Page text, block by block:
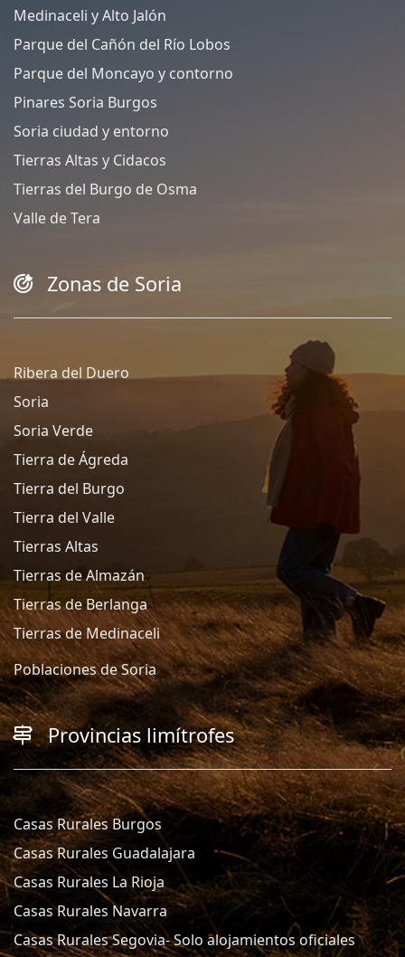
Medinaceli y Alto Jalón
Parque del Cañón del Río Lobos
Parque del Moncayo y contorno
Pinares Soria Burgos
Soria ciudad y entorno
Tierras Altas y Cidacos
Tierras del Burgo de Osma
Valle de Tera
Zonas de Soria
Ribera del Duero
Soria
Soria Verde
Tierra de Ágreda
Tierra del Burgo
Tierra del Valle
Tierras Altas
Tierras de Almazán
Tierras de Berlanga
Tierras de Medinaceli
Poblaciones de Soria
Provincias limítrofes
Casas Rurales Burgos
Casas Rurales Guadalajara
Casas Rurales La Rioja
Casas Rurales Navarra
Casas Rurales Segovia- Solo alojamientos oficiales